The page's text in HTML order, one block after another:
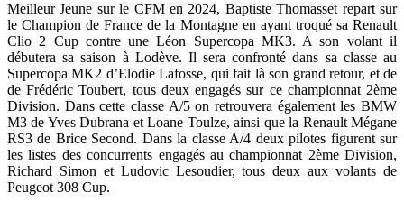
Meilleur Jeune sur le CFM en 2024, Baptiste Thomasset repart sur
le Champion de France de la Montagne en ayant troqué sa Renault
Clio 2 Cup contre une Léon Supercopa MK3. A son volant il
débutera sa saison à Lodève. Il sera confronté dans sa classe au
Supercopa MK2 d’Elodie Lafosse, qui fait là son grand retour, et de
de Frédéric Toubert, tous deux engagés sur ce championnat 2ème
Division. Dans cette classe A/5 on retrouvera également les BMW
M3 de Yves Dubrana et Loane Toulze, ainsi que la Renault Mégane
RS3 de Brice Second. Dans la classe A/4 deux pilotes figurent sur
les listes des concurrents engagés au championnat 2ème Division,
Richard Simon et Ludovic Lesoudier, tous deux aux volants de
Peugeot 308 Cup.